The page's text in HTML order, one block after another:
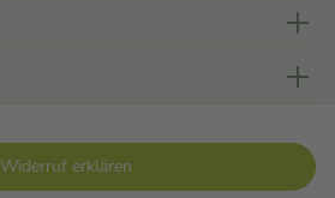
Widerruf erklären